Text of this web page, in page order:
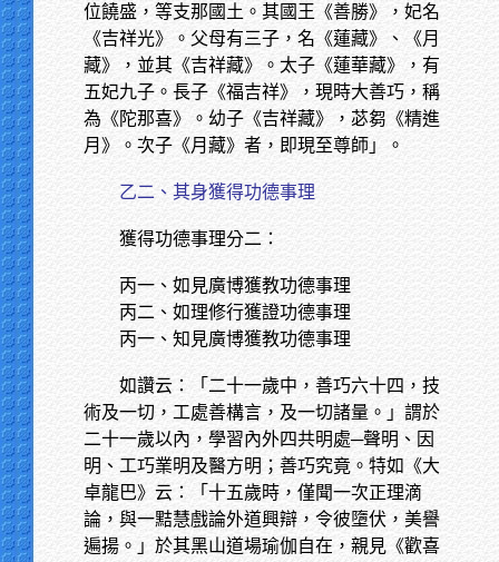
位饒盛，等支那國土。其國王《善勝》，妃名
《吉祥光》。父母有三子，名《蓮藏》、《月
藏》，並其《吉祥藏》。太子《蓮華藏》，有
五妃九子。長子《福吉祥》，現時大善巧，稱
為《陀那喜》。幼子《吉祥藏》，苾芻《精進
月》。次子《月藏》者，即現至尊師」。
乙二、其身獲得功德事理
獲得功德事理分二：
丙一、如見廣博獲教功德事理
丙二、如理修行獲證功德事理
丙一、知見廣博獲教功德事理
如讚云：「二十一歲中，善巧六十四，技
術及一切，工處善構言，及一切諸量。」謂於
二十一歲以內，學習內外四共明處─聲明、因
明、工巧業明及醫方明；善巧究竟。特如《大
卓龍巴》云：「十五歲時，僅聞一次正理滴
論，與一黠慧戲論外道興辯，令彼墮伏，美譽
遍揚。」於其黑山道場瑜伽自在，親見《歡喜